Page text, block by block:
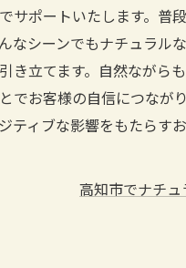
サポートいたします。普
なシーンでもナチュラル
き立てます。自然ながら
でお客様の自信につなが
ティブな影響をもたらす
高知市でナチ